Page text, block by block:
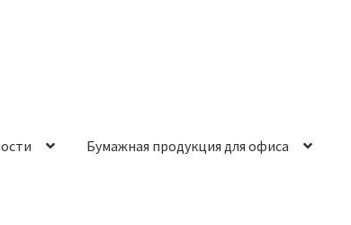
Бумажная продукция для офиса